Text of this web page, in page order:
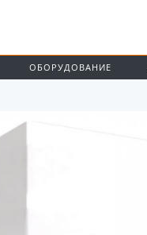
ОБОРУДОВАНИЕ